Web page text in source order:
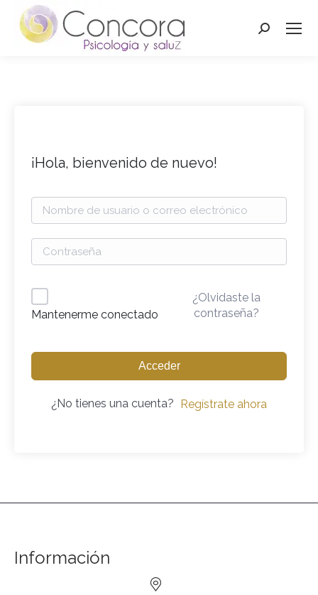
Buscar:
¡Hola, bienvenido de nuevo!
Mantenerme conectado
¿Olvidaste la
contraseña?
Acceder
¿No tienes una cuenta? Regístrate ahora
Información